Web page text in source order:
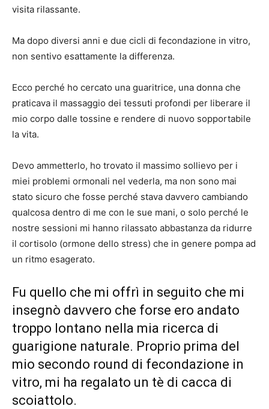
visita rilassante.
Ma dopo diversi anni e due cicli di fecondazione in vitro,
non sentivo esattamente la differenza.
Ecco perché ho cercato una guaritrice, una donna che
praticava il massaggio dei tessuti profondi per liberare il
mio corpo dalle tossine e rendere di nuovo sopportabile
la vita.
Devo ammetterlo, ho trovato il massimo sollievo per i
miei problemi ormonali nel vederla, ma non sono mai
stato sicuro che fosse perché stava davvero cambiando
qualcosa dentro di me con le sue mani, o solo perché le
nostre sessioni mi hanno rilassato abbastanza da ridurre
il cortisolo (ormone dello stress) che in genere pompa ad
un ritmo esagerato.
Fu quello che mi offrì in seguito che mi
insegnò davvero che forse ero andato
troppo lontano nella mia ricerca di
guarigione naturale. Proprio prima del
mio secondo round di fecondazione in
vitro, mi ha regalato un tè di cacca di
scoiattolo.